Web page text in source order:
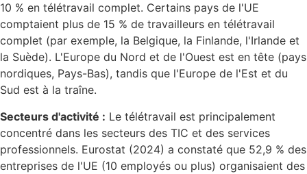
10 % en télétravail complet. Certains pays de l'UE
comptaient plus de 15 % de travailleurs en télétravail
complet (par exemple, la Belgique, la Finlande, l'Irlande et
la Suède). L'Europe du Nord et de l'Ouest est en tête (pays
nordiques, Pays-Bas), tandis que l'Europe de l'Est et du
Sud est à la traîne.
Secteurs d'activité : Le télétravail est principalement
concentré dans les secteurs des TIC et des services
professionnels. Eurostat (2024) a constaté que 52,9 % des
entreprises de l'UE (10 employés ou plus) organisaient des